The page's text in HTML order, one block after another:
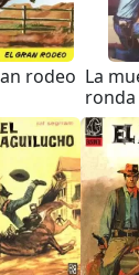
rodeo La
ronda